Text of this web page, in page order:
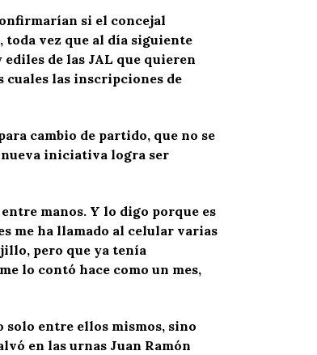
si el concejal
vez que al día siguiente
de las JAL que quieren
cuales las inscripciones de
cambio de partido, que no se
nueva iniciativa logra ser
manos. Y lo digo porque es
me ha llamado al celular varias
pero que ya tenía
lo contó hace como un mes,
solo entre ellos mismos, sino
en las urnas Juan Ramón